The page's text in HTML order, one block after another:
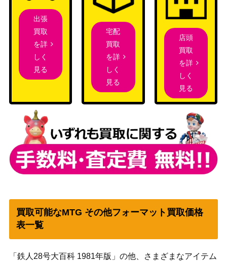
出張
買取
を詳
しく
見る
宅配
買取
を詳
しく
見る
店頭
買取
を詳
しく
見る
買取可能なMTG その他フォーマット買取価格
表一覧
「鉄人28号大百科 1981年版」の他、さまざまなアイテム